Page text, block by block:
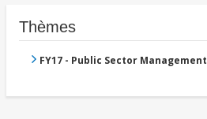
Thèmes
FY17 - Public Sector Management